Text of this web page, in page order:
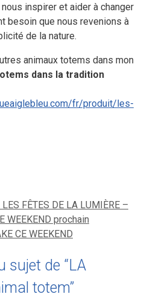
inspirer et aider à changer
besoin que nous revenions à
de la nature.
animaux totems dans mon
dans la tradition
fr/produit/les-
FÊTES DE LA LUMIÈRE –
WEEKEND prochain
CE WEEKEND
sujet de “LA
totem”